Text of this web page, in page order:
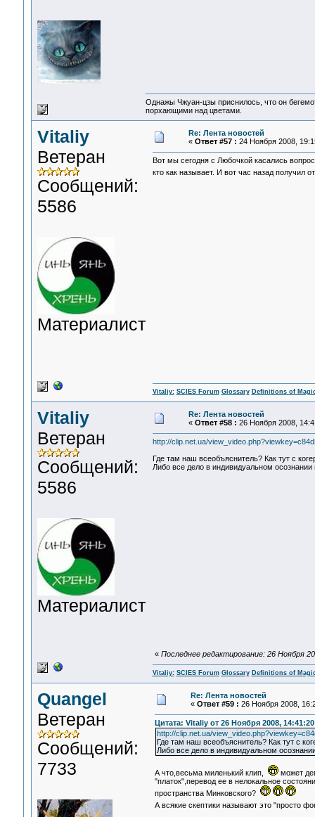
Однажы Чжуан-цзы приснилось, что он
порхающими над цветами.
Vitaliy
Ветеран
Сообщений:
5586
Материалист
Re: Лента новостей
« Ответ #57 : 24 Ноября 2008,
Вот мы сегодня с Любочкой касались
кто как называет. И вот час назад получил
Vitaliy: SCIES Forum Glossary Definitions of
Vitaliy
Ветеран
Сообщений:
5586
Материалист
Re: Лента новостей
« Ответ #58 : 26 Ноября 2008,
http://clip.net.ua/
Где там наш всеобъяснитель? Как тут с
Либо все дело в индивидуальном
« Последнее редактирование: 26 Ноября
Vitaliy: SCIES Forum Glossary Definitions of
Quangel
Ветеран
Сообщений:
7733
Re: Лента новостей
« Ответ #59 : 26 Ноября 2008,
Цитата: Vitaliy от 26 Ноября 2008, 14:41:20
http://clip.net.ua/
Где там наш всеобъяснитель? Как тут с
Либо все дело в индивидуальном
А что,весьма миленький клип,
может
"платок",перевод ее в нелокальное
пространства Минковского?
А всякие скептики называют это "просто